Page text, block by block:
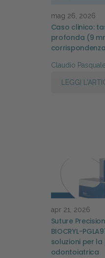
mag 26, 2026
Caso clinico:
profonda (9
Claudio
LEGGI
apr 21, 2026
Suture
BIOCRYL-
soluzioni per
odontoiatrica